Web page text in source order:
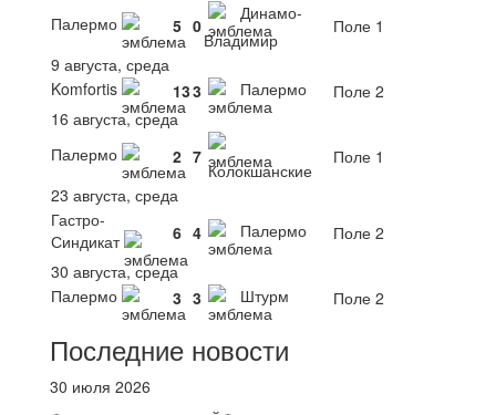
Палермо
5 0
Динамо-
Владимир
Поле 1
9 августа, среда
Komfortis
133 Палермо
Поле 2
16 августа, среда
Палермо
2 7
Колокшанские
Поле 1
23 августа, среда
Гастро-
Синдикат
6 4 Палермо
Поле 2
30 августа, среда
Палермо
3 3 Штурм Поле 2
Последние новости
30 июля 2026